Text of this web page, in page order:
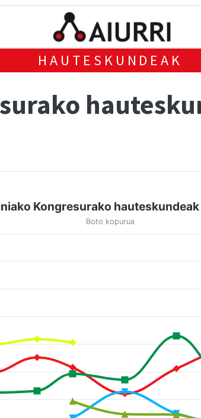
HAUTESKUNDEAK
Kongresurako
Boto kopurua